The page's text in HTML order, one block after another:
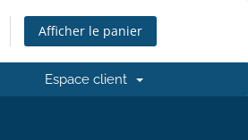
Afficher le panier
Espace client